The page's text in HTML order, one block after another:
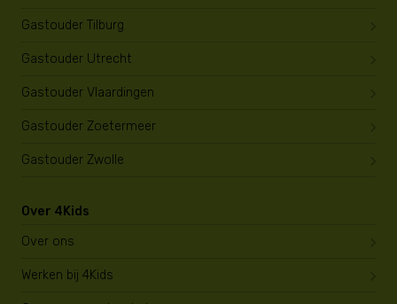
Gastouder Tilburg
Gastouder Utrecht
Gastouder Vlaardingen
Gastouder Zoetermeer
Gastouder Zwolle
Over 4Kids
Over ons
Werken bij 4Kids